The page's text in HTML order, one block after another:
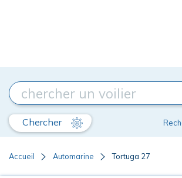
Chercher
Accueil Automarine Tortuga 27